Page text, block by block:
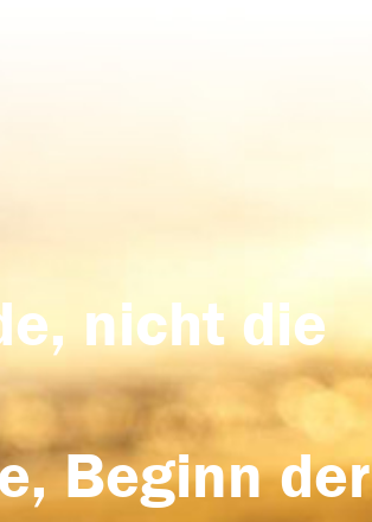
nicht die
Beginn der